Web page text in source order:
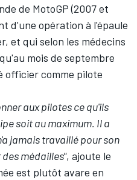
de MotoGP (2007 et
d'une opération à l'épaule
et qui selon les médecins
mois de septembre
officier comme pilote
aux pilotes ce qu'ils
soit au maximum. Il a
jamais travaillé pour son
médailles", ajoute le
est plutôt avare en